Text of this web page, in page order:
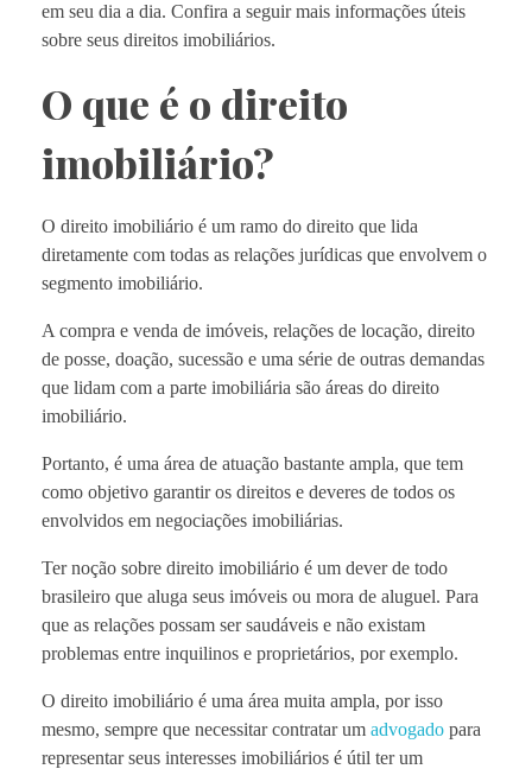
em seu dia a dia. Confira a seguir mais informações úteis
sobre seus direitos imobiliários.
O que é o direito
imobiliário?
O direito imobiliário é um ramo do direito que lida
diretamente com todas as relações jurídicas que envolvem o
segmento imobiliário.
A compra e venda de imóveis, relações de locação, direito
de posse, doação, sucessão e uma série de outras demandas
que lidam com a parte imobiliária são áreas do direito
imobiliário.
Portanto, é uma área de atuação bastante ampla, que tem
como objetivo garantir os direitos e deveres de todos os
envolvidos em negociações imobiliárias.
Ter noção sobre direito imobiliário é um dever de todo
brasileiro que aluga seus imóveis ou mora de aluguel. Para
que as relações possam ser saudáveis e não existam
problemas entre inquilinos e proprietários, por exemplo.
O direito imobiliário é uma área muita ampla, por isso
mesmo, sempre que necessitar contratar um advogado para
representar seus interesses imobiliários é útil ter um